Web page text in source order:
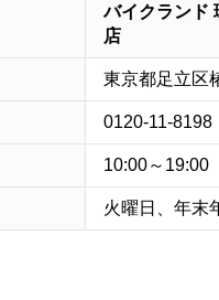
バイクランド
店
東京都足立区
0120-11-8198
10:00～19:00
火曜日、年末